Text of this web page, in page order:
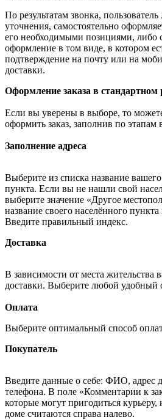
По результатам звонка,
уточнения, самостоятельно
его необходимыми позициями, либо
оформление в том виде, в котором
подтверждение на почту или на
доставки.
Оформление заказа в стандартном
Если вы уверены в выборе, то
оформить заказ, заполнив по этапам
Заполнение адреса
Выберите из списка название
пункта. Если вы не нашли свой
выберите значение «Другое
название своего населённого
Введите правильный индекс.
Доставка
В зависимости от места жительства
доставки. Выберите любой удобный
Оплата
Выберите оптимальный способ
Покупатель
Введите данные о себе: ФИО, адрес
телефона. В поле «Комментарии к
которые могут пригодиться
доме считаются справа налево.